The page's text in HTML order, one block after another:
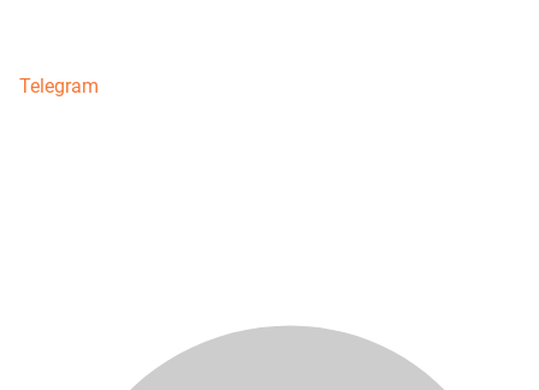
Telegram